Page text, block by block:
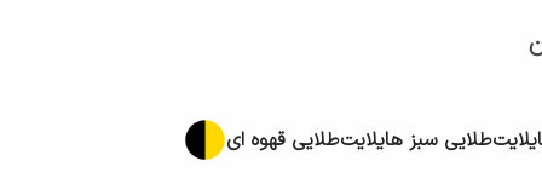
طلایی سبز هایلایتطلایی قهوه ای